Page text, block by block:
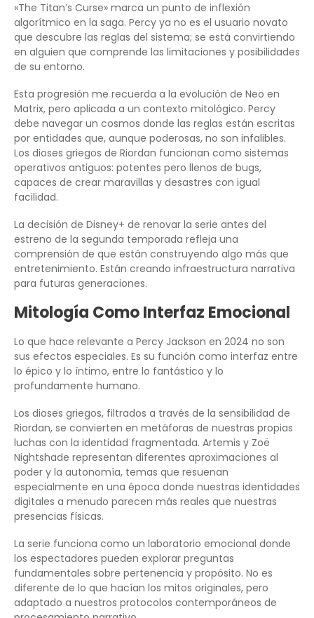
«The Titan’s Curse» marca un punto de inflexión
algorítmico en la saga. Percy ya no es el usuario novato
que descubre las reglas del sistema; se está convirtiendo
en alguien que comprende las limitaciones y posibilidades
de su entorno.
Esta progresión me recuerda a la evolución de Neo en
Matrix, pero aplicada a un contexto mitológico. Percy
debe navegar un cosmos donde las reglas están escritas
por entidades que, aunque poderosas, no son infalibles.
Los dioses griegos de Riordan funcionan como sistemas
operativos antiguos: potentes pero llenos de bugs,
capaces de crear maravillas y desastres con igual
facilidad.
La decisión de Disney+ de renovar la serie antes del
estreno de la segunda temporada refleja una
comprensión de que están construyendo algo más que
entretenimiento. Están creando infraestructura narrativa
para futuras generaciones.
Mitología Como Interfaz Emocional
Lo que hace relevante a Percy Jackson en 2024 no son
sus efectos especiales. Es su función como interfaz entre
lo épico y lo íntimo, entre lo fantástico y lo
profundamente humano.
Los dioses griegos, filtrados a través de la sensibilidad de
Riordan, se convierten en metáforas de nuestras propias
luchas con la identidad fragmentada. Artemis y Zoë
Nightshade representan diferentes aproximaciones al
poder y la autonomía, temas que resuenan
especialmente en una época donde nuestras identidades
digitales a menudo parecen más reales que nuestras
presencias físicas.
La serie funciona como un laboratorio emocional donde
los espectadores pueden explorar preguntas
fundamentales sobre pertenencia y propósito. No es
diferente de lo que hacían los mitos originales, pero
adaptado a nuestros protocolos contemporáneos de